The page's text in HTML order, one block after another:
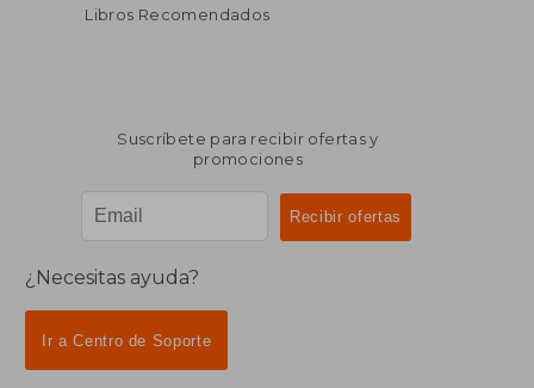
Libros Recomendados
Suscríbete para recibir ofertas y
promociones
¿Necesitas ayuda?
Ir a Centro de Soporte